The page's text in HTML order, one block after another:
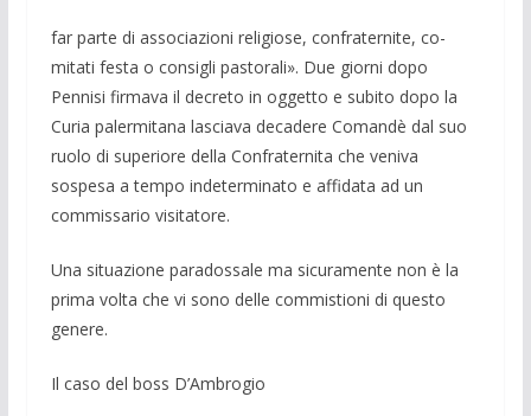
far parte di associazioni religiose, confra­ternite, co­
mitati festa o consigli pastorali». Due giorni dopo
Pennisi fir­mava il decreto in oggetto e subito dopo la
Curia palermita­na lasciava decadere Comandè dal suo
ruolo di superiore della Confraternita che veniva
sospesa a tempo indeterminato e affidata ad un
commissa­rio visitatore.
Una situazione paradossale ma sicura­mente non è la
prima volta che vi sono delle commistioni di questo
gene­re.
Il caso del boss D’Ambrogio